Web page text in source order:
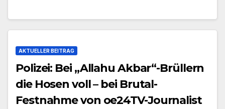
AKTUELLER BEITRAG
Polizei: Bei „Allahu Akbar“-Brüllern
die Hosen voll – bei Brutal-
Festnahme von oe24TV-Journalist